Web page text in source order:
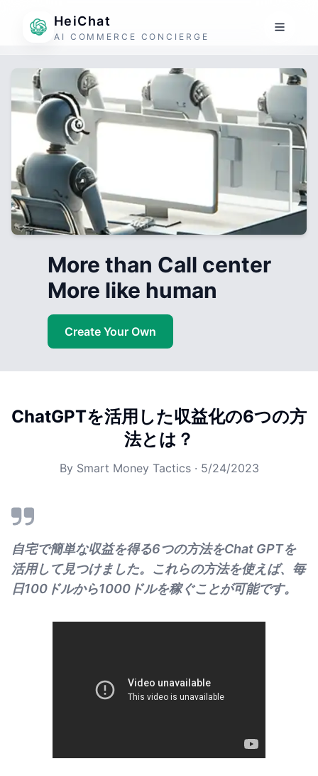
HeiChat
AI COMMERCE CONCIERGE
More than Call center
More like human
Create Your Own
ChatGPTを活用した収益化の6つの方
法とは？
By Smart Money Tactics· 5/24/2023
自宅で簡単な収益を得る6つの方法をChat GPTを
活用して見つけました。これらの方法を使えば、毎
日100ドルから1000ドルを稼ぐことが可能です。